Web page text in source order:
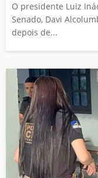
O presidente Luiz
Senado, Davi
depois de...